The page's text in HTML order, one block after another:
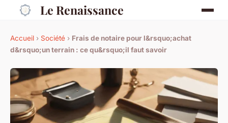
Le Renaissance
Accueil › Société › Frais de notaire pour l&rsquo;achat
d&rsquo;un terrain : ce qu&rsquo;il faut savoir